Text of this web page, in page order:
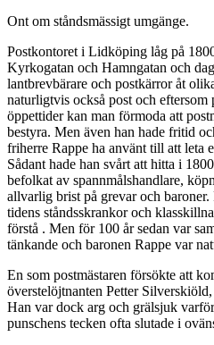
Ont om ståndsmässigt umgänge.
Postkontoret i Lidköping låg på
Kyrkogatan och Hamngatan och
lantbrevbärare och postkärror åt
naturligtvis också post och eftersom
öppettider kan man förmoda att
bestyra. Men även han hade fritid
friherre Rappe ha använt till att leta
Sådant hade han svårt att hitta i
befolkat av spannmålshandlare,
allvarlig brist på grevar och
tidens ståndsskrankor och
förstå . Men för 100 år sedan var
tänkande och baronen Rappe var
En som postmästaren försökte att
överstelöjtnanten Petter
Han var dock arg och grälsjuk
punschens tecken ofta slutade i